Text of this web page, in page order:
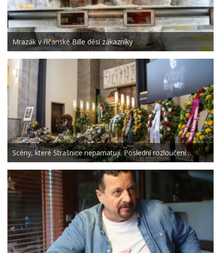
Mrazák v říčanské Bille děsí zákazníky
Scény, které Strašnice nepamatují. Poslední rozloučení…